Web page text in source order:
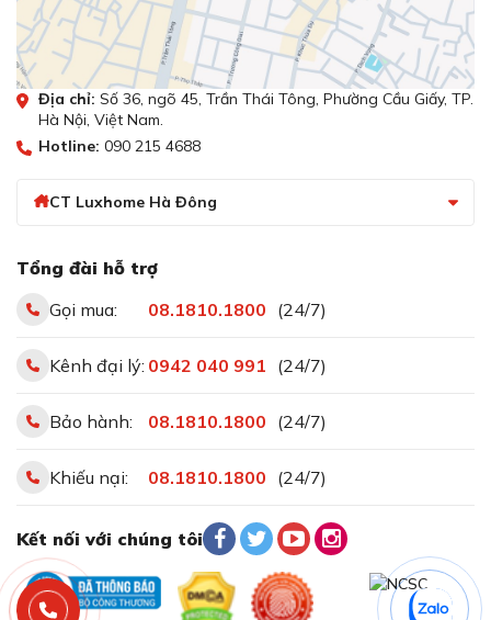
Địa chỉ: Số 36, ngõ 45, Trần Thái Tông, Phường Cầu Giấy, TP.
Hà Nội, Việt Nam.
Hotline: 090 215 4688
CT Luxhome Hà Đông
Tổng đài hỗ trợ
Gọi mua:
08.1810.1800 (24/7)
Kênh đại lý: 0942 040 991 (24/7)
Bảo hành: 08.1810.1800 (24/7)
Khiếu nại: 08.1810.1800 (24/7)
Kết nối với chúng tôi